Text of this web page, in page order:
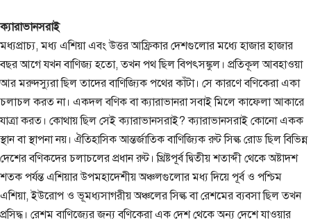
ক্যারাভানসরাই
মধ্যপ্রাচ্য, মধ্য এশিয়া এবং উত্তর আফ্রিকার দেশগুলোর মধ্যে হাজার হাজার
বছর আগে যখন বাণিজ্য হতো, তখন পথ ছিল বিপৎসঙ্কুল। প্রতিকূল আবহাওয়া
আর মরুদস্যুরা ছিল তাদের বাণিজ্যিক পথের কাঁটা। সে কারণে বণিকেরা একা
চলাচল করত না। একদল বণিক বা ক্যারাভানরা সবাই মিলে কাফেলা আকারে
যাত্রা করত। কোথায় ছিল সেই ক্যারাভানসরাই? ক্যারাভানসরাই কোনো একক
স্থান বা স্থাপনা নয়। ঐতিহাসিক আন্তর্জাতিক বাণিজ্যিক রুট সিল্ক রোড ছিল বিভিন্ন
দেশের বণিকদের চলাচলের প্রধান রুট। খ্রিষ্টপূর্ব দ্বিতীয় শতাব্দী থেকে অষ্টাদশ
শতক পর্যন্ত এশিয়ার উপমহাদেশীয় অঞ্চলগুলোর মধ্য দিয়ে পূর্ব ও পশ্চিম
এশিয়া, ইউরোপ ও ভূমধ্যসাগরীয় অঞ্চলের সিল্ক বা রেশমের ব্যবসা ছিল তখন
প্রসিদ্ধ। রেশম বাণিজ্যের জন্য বণিকেরা এক দেশ থেকে অন্য দেশে যাওয়ার